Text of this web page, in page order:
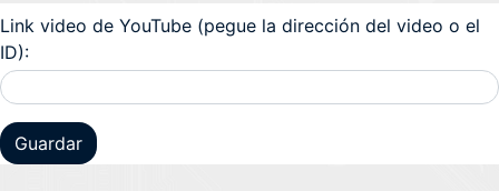
Link video de YouTube (pegue la dirección del video o el
ID):